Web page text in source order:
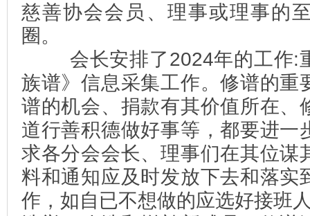
慈善协会会员、理事或理事的
圈。
会长安排了2024年的工作:
族谱》信息采集工作。修谱的重
谱的机会、捐款有其价值所在、
道行善积德做好事等，都要进一
求各分会会长、理事们在其位谋
料和通知应及时发放下去和落实
作，如自已不想做的应选好接班